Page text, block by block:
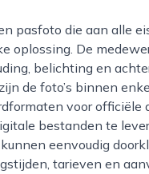
oplossing. De
belichting en
de foto’s binnen
voor
bestanden te
eenvoudig
tarieven en